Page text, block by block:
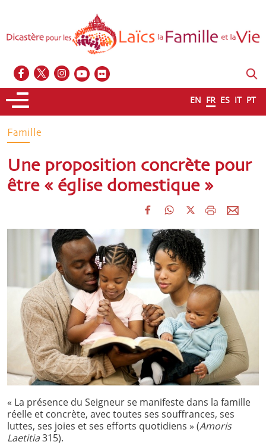
EN FR ES IT PT
Famille
Une proposition concrète pour
être « église domestique »
« La présence du Seigneur se manifeste dans la famille
réelle et concrète, avec toutes ses souffrances, ses
luttes, ses joies et ses efforts quotidiens » (Amoris
Laetitia315).